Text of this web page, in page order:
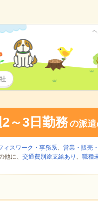
～3日勤務の派
ィスワーク・事務系、 営業・販売
他に、 交通費別途支給あり 、 職種